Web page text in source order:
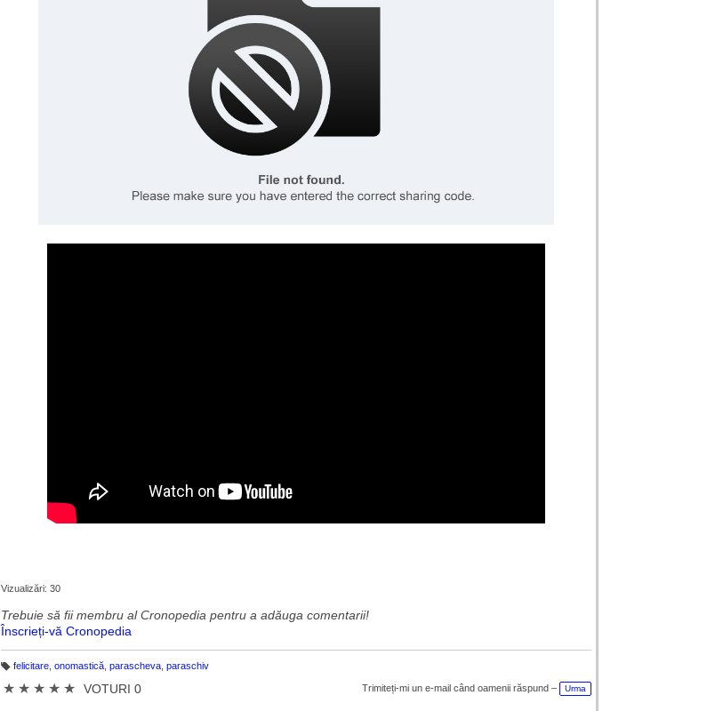
Vizualizări: 30
Trebuie să fii membru al Cronopedia ​​pentru a adăuga comentarii!
Înscrieți-vă Cronopedia
ic
h
felicitare, onomastică, parascheva, paraschiv
★ ★ ★ ★ ★ VOTURI 0 Trimiteți-mi un e-mail când oamenii răspund – Urma